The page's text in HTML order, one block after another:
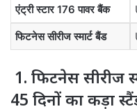
एंट्री स्टार 176 पावर बैंक
फिटनेस सीरीज स्मार्ट बैंड
1. फिटनेस सीरीज
45 दिनों का कड़ा